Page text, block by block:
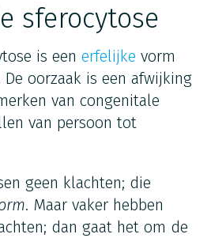
sferocytose
is een erfelijke vorm
oorzaak is een afwijking
van congenitale
van persoon tot
geen klachten; die
. Maar vaker hebben
dan gaat het om de